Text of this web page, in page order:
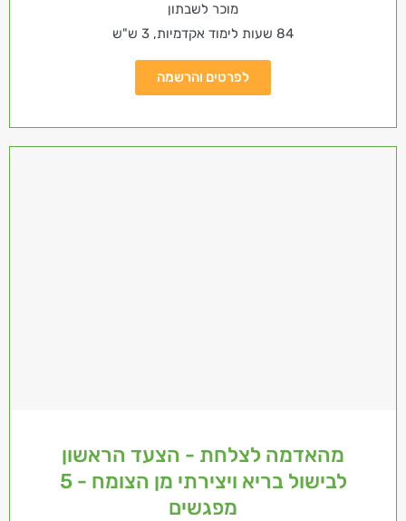
מוכר לשבתון
84 שעות לימוד אקדמיות, 3 ש"ש
לפרטים והרשמה
מהאדמה לצלחת - הצעד הראשון
לבישול בריא ויצירתי מן הצומח - 5
מפגשים